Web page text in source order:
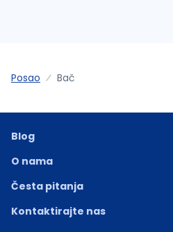
Posao Bač
Blog
O nama
Česta pitanja
Kontaktirajte nas